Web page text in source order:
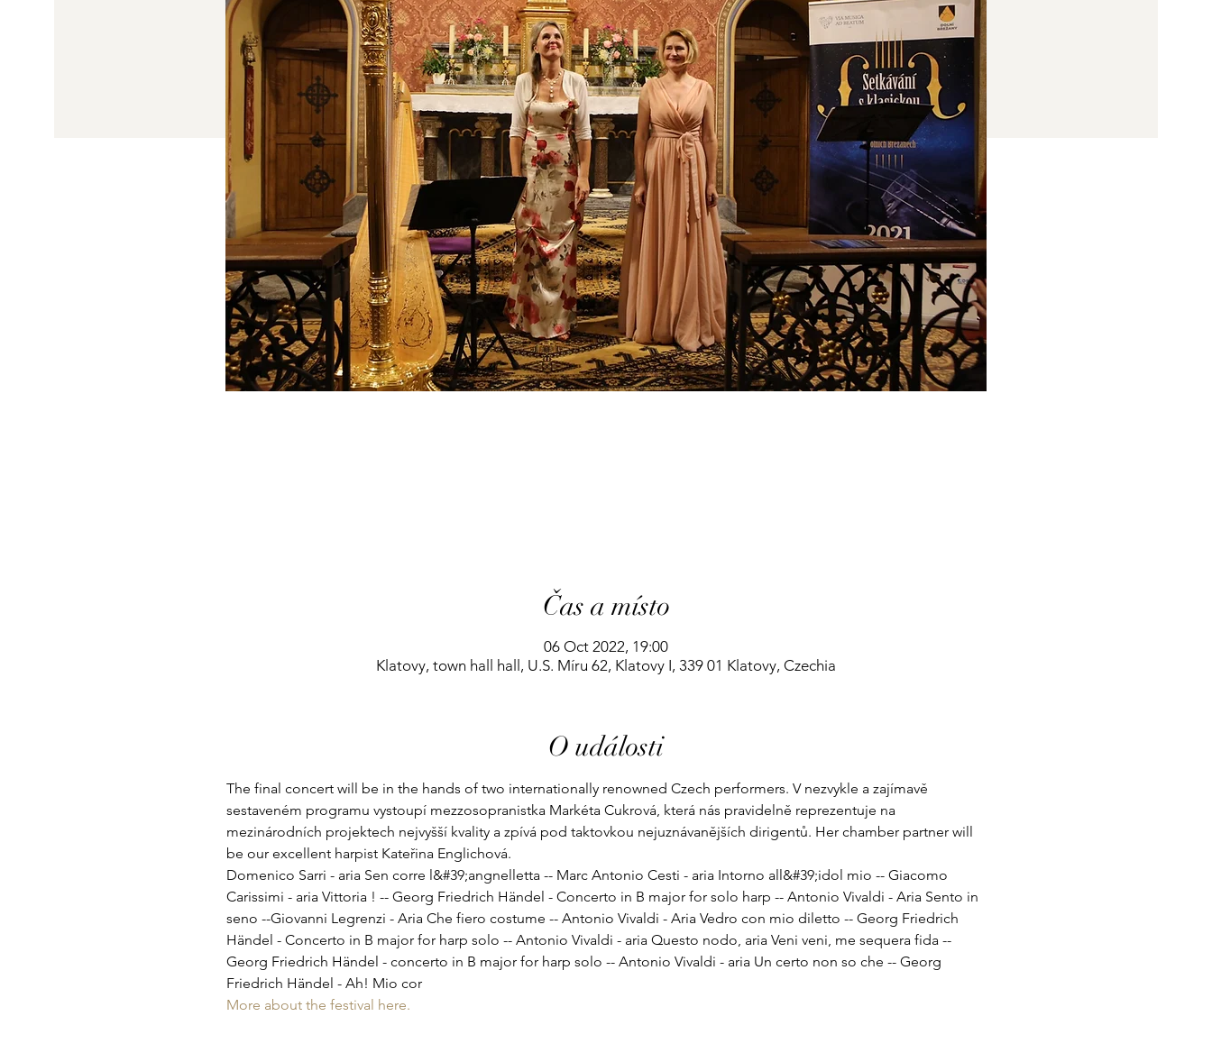
Čas a místo
06 Oct 2022, 19:00
Klatovy, town hall hall, U.S. Míru 62, Klatovy I, 339 01 Klatovy, Czechia
O události
The final concert will be in the hands of two internationally renowned Czech performers. V nezvykle a zajímavě
sestaveném programu vystoupí mezzosopranistka Markéta Cukrová, která nás pravidelně reprezentuje na
mezinárodních projektech nejvyšší kvality a zpívá pod taktovkou nejuznávanějších dirigentů. Her chamber partner will
be our excellent harpist Kateřina Englichová.
Domenico Sarri - aria Sen corre l&#39;angnelletta -- Marc Antonio Cesti - aria Intorno all&#39;idol mio -- Giacomo
Carissimi - aria Vittoria ! -- Georg Friedrich Händel - Concerto in B major for solo harp -- Antonio Vivaldi - Aria Sento in
seno --Giovanni Legrenzi - Aria Che fiero costume -- Antonio Vivaldi - Aria Vedro con mio diletto -- Georg Friedrich
Händel - Concerto in B major for harp solo -- Antonio Vivaldi - aria Questo nodo, aria Veni veni, me sequera fida --
Georg Friedrich Händel - concerto in B major for harp solo -- Antonio Vivaldi - aria Un certo non so che -- Georg
Friedrich Händel - Ah! Mio cor
More about the festival here.